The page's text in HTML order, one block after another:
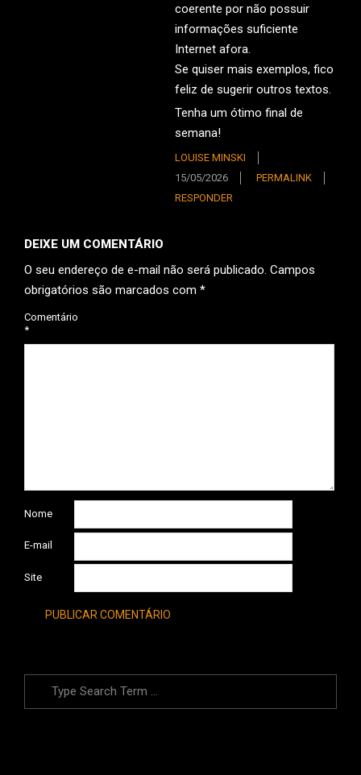
coerente por não possuir
informações suficiente
Internet afora.
Se quiser mais exemplos, fico
feliz de sugerir outros textos.
Tenha um ótimo final de
semana!
LOUISE MINSKI
15/05/2026
PERMALINK
RESPONDER
DEIXE UM COMENTÁRIO
O seu endereço de e-mail não será publicado. Campos
obrigatórios são marcados com *
Comentário
*
Nome
E-mail
Site